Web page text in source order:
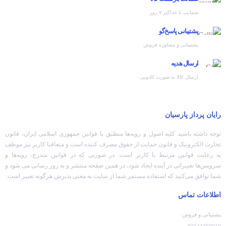
ضمانت تا حداکثر ۷ روز
پشتیبانی پاسخ‌گو
پشتیبانی و مشاوره فروش
ارسال هدیه
ارسال کالا به صورت کادویی
رایان پرداز پارسیان
توجه داشته باشید کلیه اصول و رویه‏‌ها منطبق با قوانین جمهوری اسلامی ایران، قانون
تجارت الکترونیک و قانون حمایت از حقوق مصرف کننده است و متعاقبا کاربر نیز موظف
به رعایت قوانین مرتبط با کاربر است. در صورتی که در قوانین مندرج، رویه‏‌ها و
سرویس‏‌ها تغییراتی در آینده ایجاد شود، در همین صفحه منتشر و به روز رسانی می شود و
شما توافق می‏‌کنید که استفاده مستمر شما از سایت به معنی پذیرش هرگونه تغییر است.
اطلاعات تماس
پشتیبانی و فروش